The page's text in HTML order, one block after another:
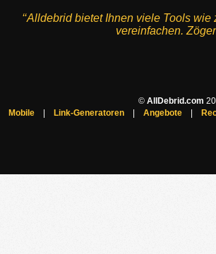
‘‘Alldebrid bietet Ihnen viele Tools
vereinfachen.
© AllDebrid.com
Mobile| Link-Generatoren| Angebote|